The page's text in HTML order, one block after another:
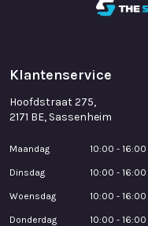
Klantenservice
Hoofdstraat 275,
2171 BE, Sassenheim
Maandag 10:00 - 16:00
Dinsdag 10:00 - 16:00
Woensdag 10:00 - 16:00
Donderdag 10:00 - 16:00